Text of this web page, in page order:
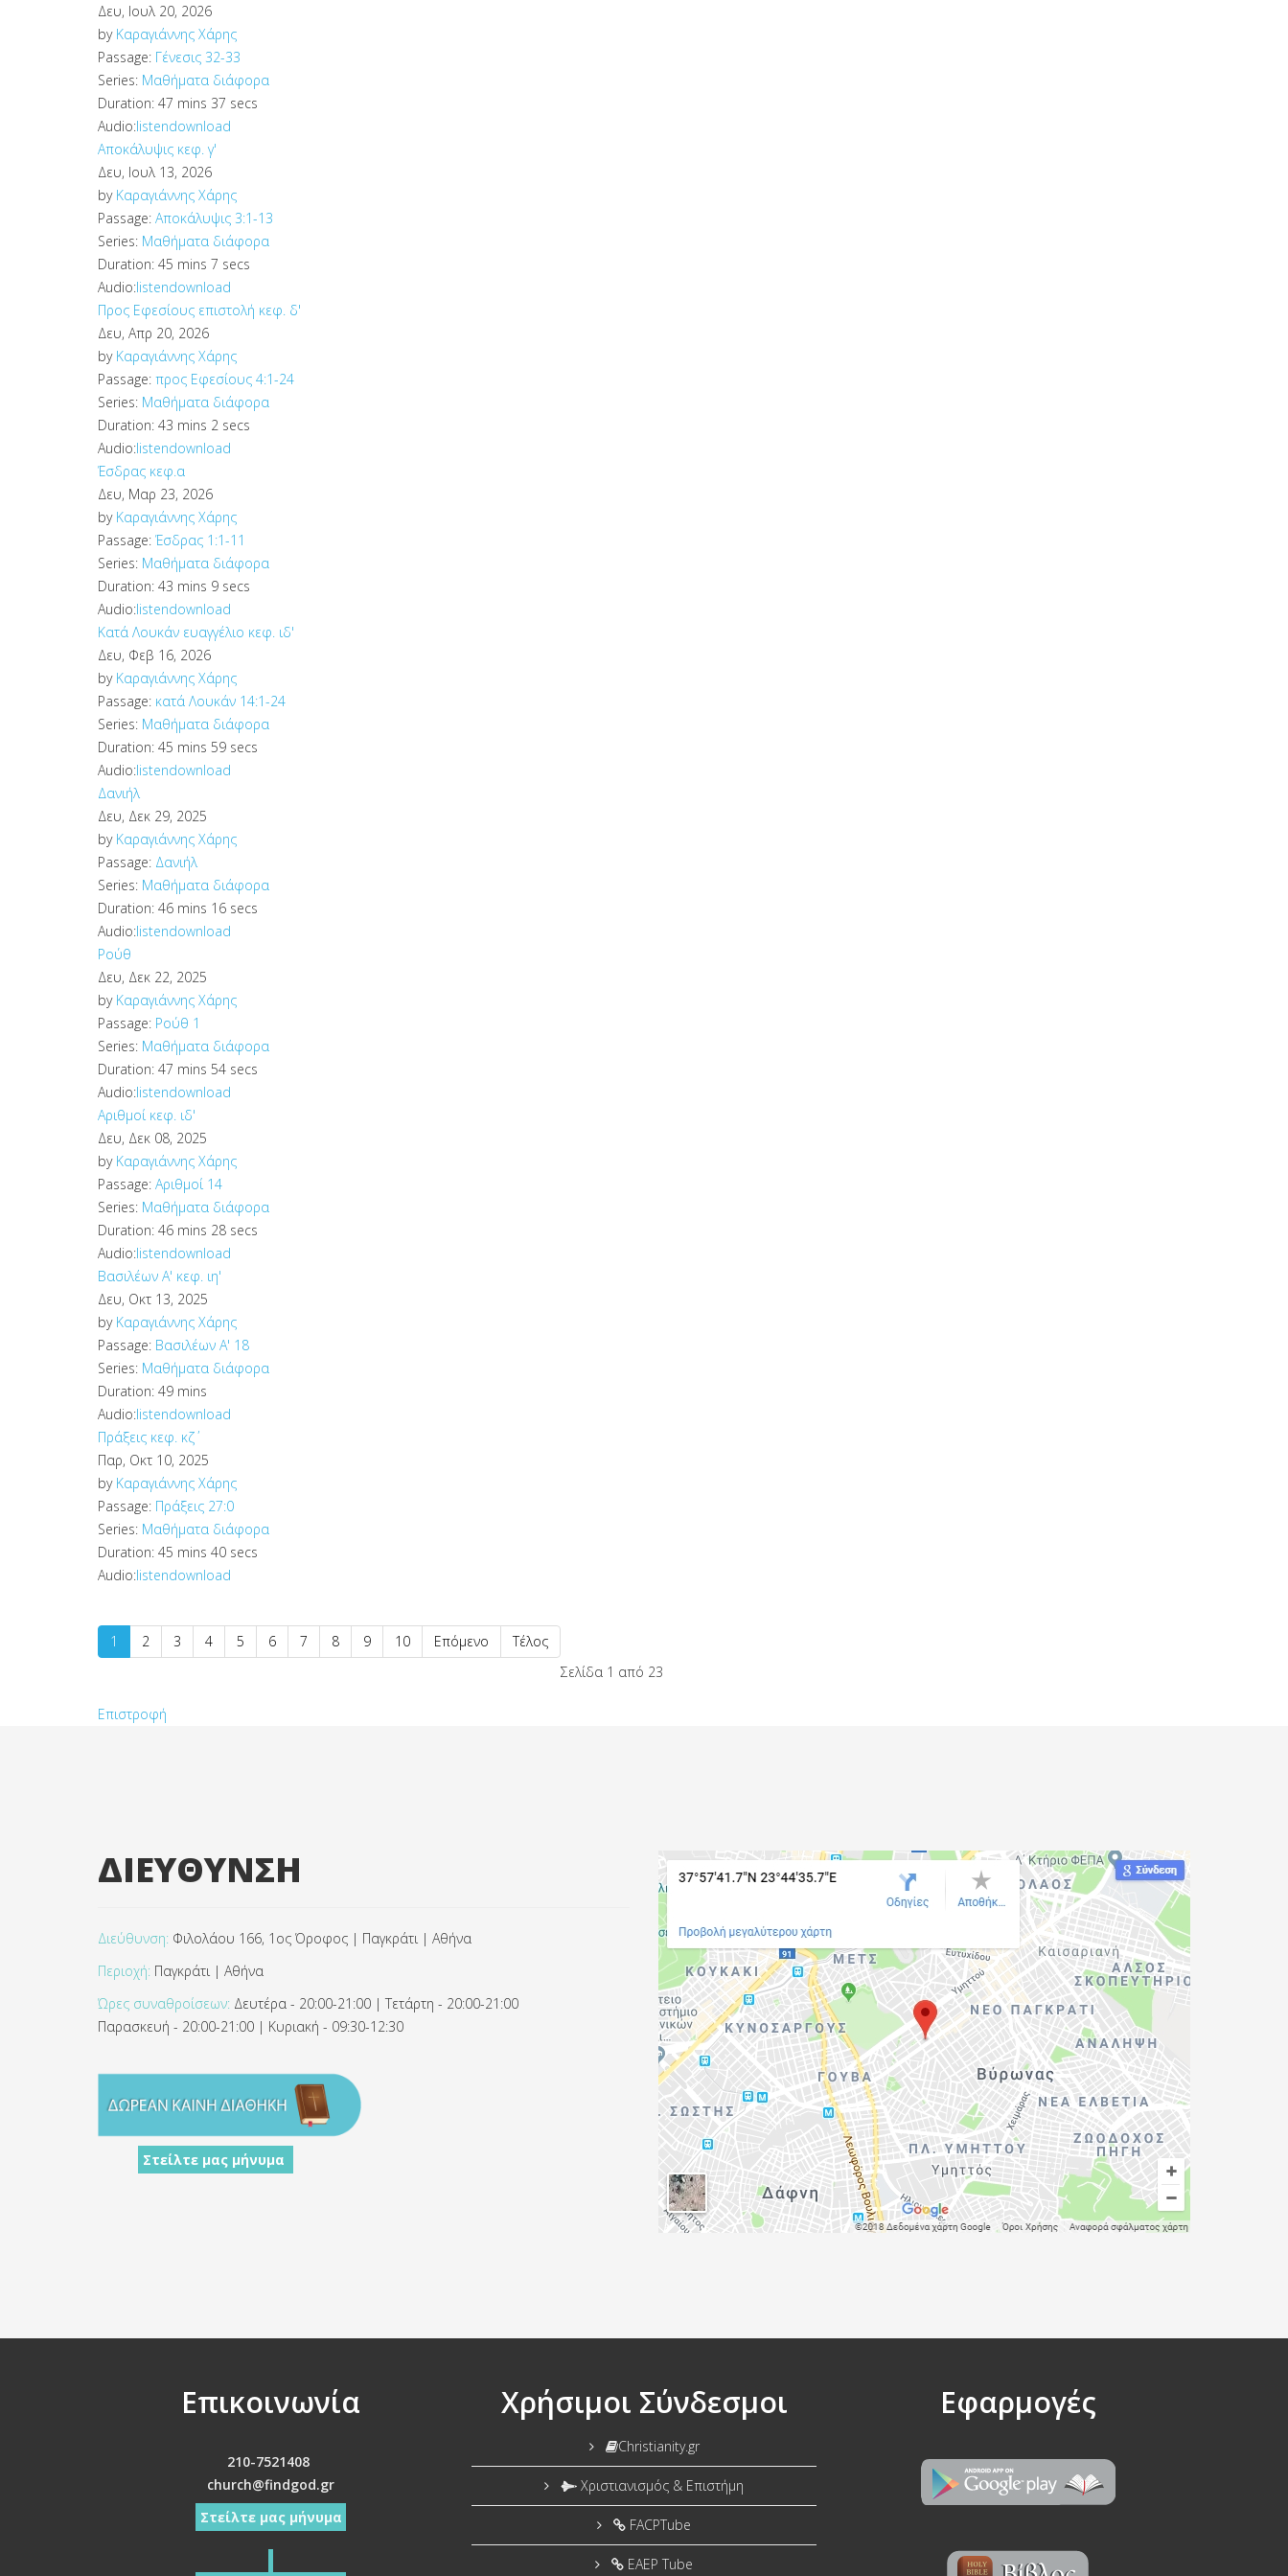
Δευ, Ιουλ 20, 2026
by Καραγιάννης Χάρης
Passage: Γένεσις 32-33
Series: Μαθήματα διάφορα
Duration: 47 mins 37 secs
Audio:listendownload
Αποκάλυψις κεφ. γ'
Δευ, Ιουλ 13, 2026
by Καραγιάννης Χάρης
Passage: Αποκάλυψις 3:1-13
Series: Μαθήματα διάφορα
Duration: 45 mins 7 secs
Audio:listendownload
Προς Εφεσίους επιστολή κεφ. δ'
Δευ, Απρ 20, 2026
by Καραγιάννης Χάρης
Passage: προς Εφεσίους 4:1-24
Series: Μαθήματα διάφορα
Duration: 43 mins 2 secs
Audio:listendownload
Έσδρας κεφ.α
Δευ, Μαρ 23, 2026
by Καραγιάννης Χάρης
Passage: Έσδρας 1:1-11
Series: Μαθήματα διάφορα
Duration: 43 mins 9 secs
Audio:listendownload
Κατά Λουκάν ευαγγέλιο κεφ. ιδ'
Δευ, Φεβ 16, 2026
by Καραγιάννης Χάρης
Passage: κατά Λουκάν 14:1-24
Series: Μαθήματα διάφορα
Duration: 45 mins 59 secs
Audio:listendownload
Δανιήλ
Δευ, Δεκ 29, 2025
by Καραγιάννης Χάρης
Passage: Δανιήλ
Series: Μαθήματα διάφορα
Duration: 46 mins 16 secs
Audio:listendownload
Ρούθ
Δευ, Δεκ 22, 2025
by Καραγιάννης Χάρης
Passage: Ρούθ 1
Series: Μαθήματα διάφορα
Duration: 47 mins 54 secs
Audio:listendownload
Αριθμοί κεφ. ιδ'
Δευ, Δεκ 08, 2025
by Καραγιάννης Χάρης
Passage: Αριθμοί 14
Series: Μαθήματα διάφορα
Duration: 46 mins 28 secs
Audio:listendownload
Βασιλέων Α' κεφ. ιη'
Δευ, Οκτ 13, 2025
by Καραγιάννης Χάρης
Passage: Βασιλέων Α' 18
Series: Μαθήματα διάφορα
Duration: 49 mins
Audio:listendownload
Πράξεις κεφ. κζ΄
Παρ, Οκτ 10, 2025
by Καραγιάννης Χάρης
Passage: Πράξεις 27:0
Series: Μαθήματα διάφορα
Duration: 45 mins 40 secs
Audio:listendownload
1 2 3 4 5 6 7 8 9 10 Επόμενο
Τέλος
Σελίδα 1 από 23
Επιστροφή
ΔΙΕΥΘΥΝΣΗ
Διεύθυνση: Φιλολάου 166, 1ος Όροφος | Παγκράτι | Αθήνα
Περιοχή: Παγκράτι | Αθήνα
Ώρες συναθροίσεων: Δευτέρα - 20:00-21:00 | Τετάρτη - 20:00-21:00
Παρασκευή - 20:00-21:00 | Κυριακή - 09:30-12:30
Στείλτε μας μήνυμα
Επικοινωνία
210-7521408
church@findgod.gr
Στείλτε μας μήνυμα
Χρήσιμοι Σύνδεσμοι
Christianity.gr
Χριστιανισμός & Επιστήμη
FACPTube
EAEP Tube
Εφαρμογές